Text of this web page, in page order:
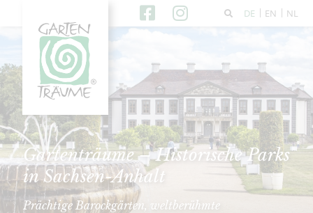
DE EN NL
Gartenträume – Historische Parks
in Sachsen-Anhalt
Prächtige Barockgärten, weltberühmte